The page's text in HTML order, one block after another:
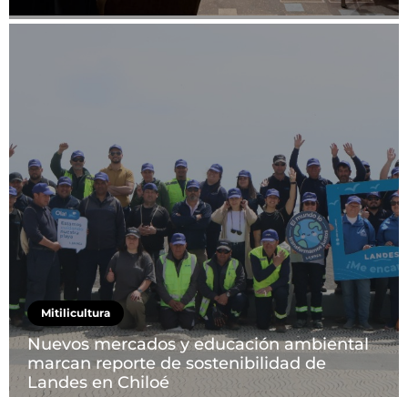
Mitilicultura
Nuevos mercados y educación ambiental
marcan reporte de sostenibilidad de
Landes en Chiloé